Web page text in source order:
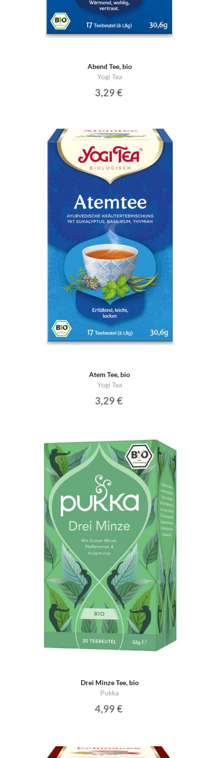
Abend Tee, bio
Yogi Tea
3,29 €
Atem Tee, bio
Yogi Tea
3,29 €
Drei Minze Tee, bio
Pukka
4,99 €